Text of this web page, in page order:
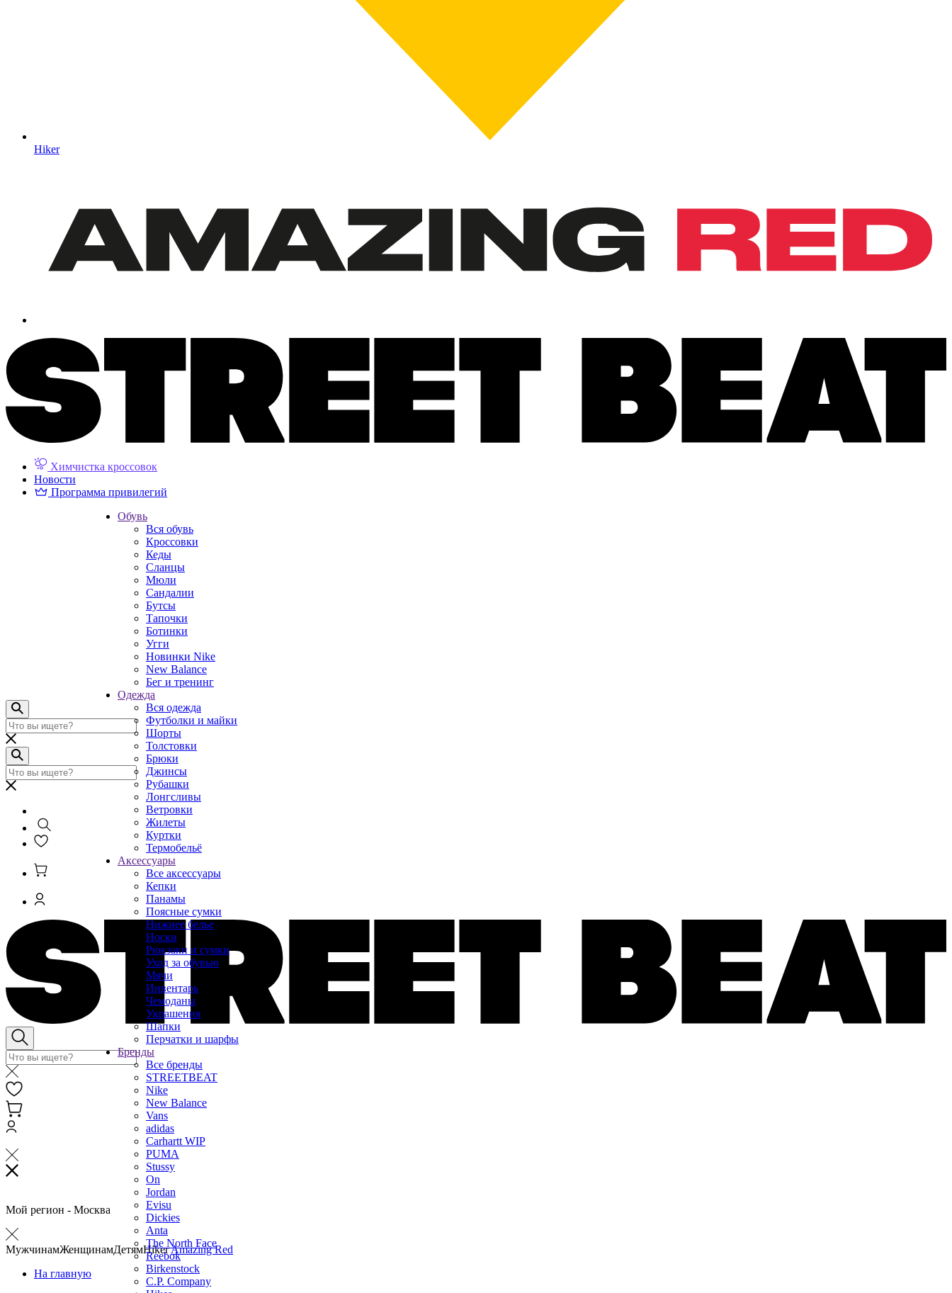
Hiker
Химчистка кроссовок
Новости
Программа привилегий
Обувь
Вся обувь
Кроссовки
Кеды
Сланцы
Мюли
Сандалии
Бутсы
Тапочки
Ботинки
Угги
Новинки Nike
New Balance
Бег и тренинг
Одежда
Вся одежда
Футболки и майки
Шорты
Толстовки
Брюки
Джинсы
Рубашки
Лонгсливы
Ветровки
Жилеты
Куртки
Термобельё
Аксессуары
Все аксессуары
Кепки
Панамы
Поясные сумки
Нижнее белье
Носки
Рюкзаки и сумки
Уход за обувью
Мячи
Инвентарь
Чемоданы
Украшения
Шапки
Перчатки и шарфы
Бренды
Все бренды
STREETBEAT
Nike
New Balance
Vans
adidas
Carhartt WIP
PUMA
Stussy
On
Jordan
Evisu
Dickies
Anta
The North Face
Reebok
Birkenstock
C.P. Company
Мой регион - Москва
МужчинамЖенщинамДетямHikerAmazing Red
На главную